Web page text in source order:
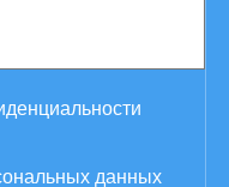
данных